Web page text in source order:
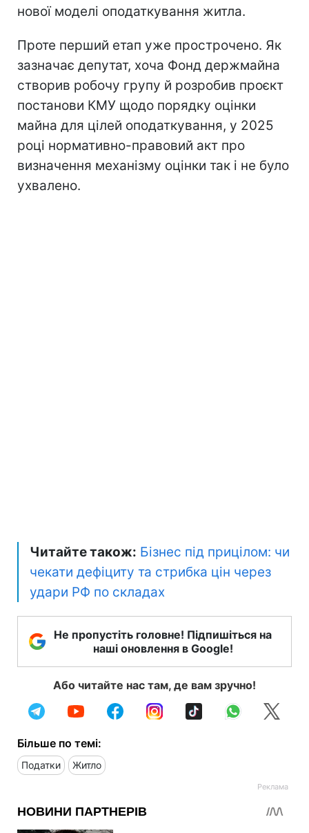
нової моделі оподаткування житла.
Проте перший етап уже прострочено. Як
зазначає депутат, хоча Фонд держмайна
створив робочу групу й розробив проєкт
постанови КМУ щодо порядку оцінки
майна для цілей оподаткування, у 2025
році нормативно-правовий акт про
визначення механізму оцінки так і не було
ухвалено.
Читайте також: Бізнес під прицілом: чи
чекати дефіциту та стрибка цін через
удари РФ по складах
Не пропустіть головне! Підпишіться на
наші оновлення в Google!
Або читайте нас там, де вам зручно!
Більше по темі:
Податки Житло